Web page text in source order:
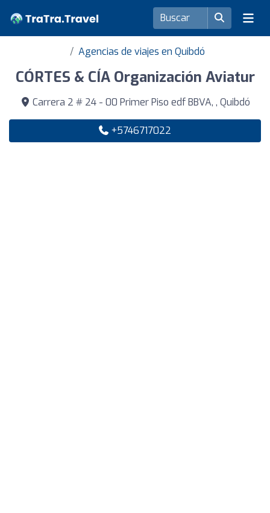
Agencias de viajes en Quibdó
CÓRTES & CÍA Organización Aviatur
Carrera 2 # 24 - 00 Primer Piso edf BBVA, , Quibdó
+5746717022